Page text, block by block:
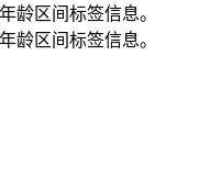
龄区间标签信息。
龄区间标签信息。